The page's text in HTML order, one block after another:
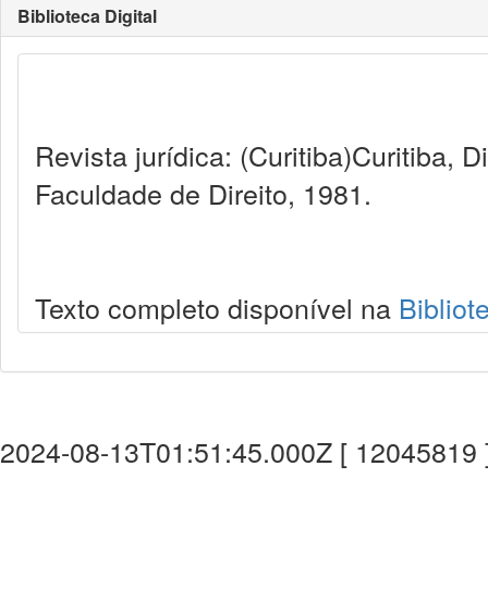
Biblioteca Digital
Revista jurídica: (Curitiba)Curitiba,
Faculdade de Direito, 1981.
Texto completo disponível na
2024-08-13T01:51:45.000Z [ 12045819